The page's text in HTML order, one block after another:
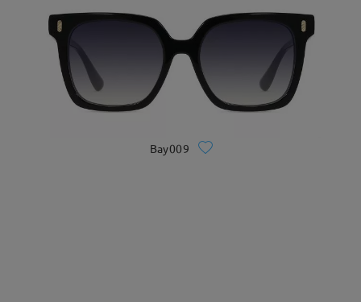
Bay009